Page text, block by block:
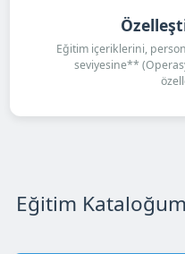
Eğitim içeriklerini,
seviyesine**
Eğitim